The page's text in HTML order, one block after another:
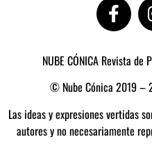
NUBE CÓNICA Revista
© Nube Cónica 2019 –
Las ideas y expresiones vertidas
autores y no necesariamente